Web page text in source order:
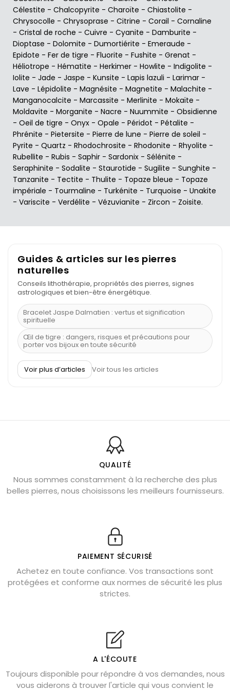
Célestite - Chalcopyrite - Charoïte - Chiastolite -
Chrysocolle - Chrysoprase - Citrine - Corail - Cornaline
- Cristal de roche - Cuivre - Cyanite - Damburite -
Dioptase - Dolomite - Dumortiérite - Emeraude -
Epidote - Fer de tigre - Fluorite - Fushite - Grenat -
Héliotrope - Hématite - Herkimer - Howlite - Indigolite -
Iolite - Jade - Jaspe - Kunsite - Lapis lazuli - Larimar -
Lave - Lépidolite - Magnésite - Magnetite - Malachite -
Manganocalcite - Marcassite - Merlinite - Mokaïte -
Moldavite - Morganite - Nacre - Nuummite - Obsidienne
- Oeil de tigre - Onyx - Opale - Péridot - Pétalite -
Phrénite - Pietersite - Pierre de lune - Pierre de soleil -
Pyrite - Quartz - Rhodochrosite - Rhodonite - Rhyolite -
Rubellite - Rubis - Saphir - Sardonix - Sélénite -
Seraphinite - Sodalite - Staurotide - Sugilite - Sunghite -
Tanzanite - Tectite - Thulite - Topaze bleue - Topaze
impériale - Tourmaline - Turkénite - Turquoise - Unakite
- Variscite - Verdélite - Vézuvianite - Zircon - Zoisite.
Guides & articles sur les pierres
naturelles
Conseils lithothérapie, propriétés des pierres, signes
astrologiques et bien-être énergétique.
Bracelet Jaspe Dalmatien : vertus et signification
spirituelle
Œil de tigre : dangers, risques et précautions pour
porter vos bijoux en toute sécurité
À quel poignet porter un bracelet de pierre
Découvrez le scorpion et ses pierres
Bienfaits de la sélénite – pierre des anges
L’améthyste est-elle faite pour moi ?
Chrysocolle : pierre apaisante
Obsidienne dorée : vertus et signification
Véritable citrine naturelle non chauffée
Où placer la citrine dans la maison
Cornaline : propriétés magiques
Capricorne : quelles pierres choisir
Shungite : purification et protection
Bagues en labradorite argent 925
Lapis lazuli : propriétés et précautions
Voir plus d’articles Voir tous les articles
QUALITÉ
Nous sommes constamment à la recherche des plus
belles pierres, nous choisissons les meilleurs fournisseurs.
PAIEMENT SÉCURISÉ
Achetez en toute confiance. Vos transactions sont
protégées et conforme aux normes de sécurité les plus
strictes.
A L'ÉCOUTE
Toujours disponible pour répondre à vos demandes, nous
vous aiderons à trouver l'article qui vous convient le